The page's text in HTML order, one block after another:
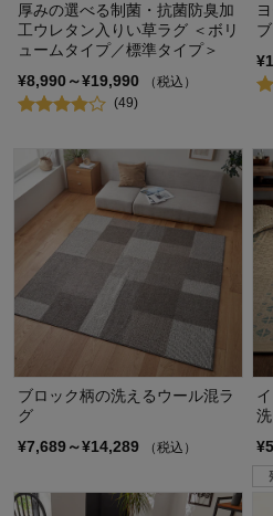
厚みの選べる制菌・抗菌防臭加
工ウレタン入りい草ラグ ＜ボリ
ュームタイプ／標準タイプ＞
¥8,990～¥19,990
（税込）
(49)
ブロック柄の洗えるウール混ラ
グ
¥7,689～¥14,289
（税込）